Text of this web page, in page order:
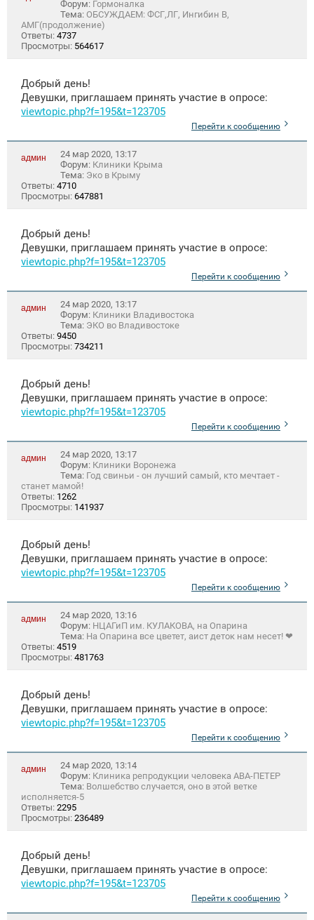
Форум: Гормоналка
Тема: ОБСУЖДАЕМ: ФСГ,ЛГ, Ингибин В,
АМГ(продолжение)
Ответы: 4737
Просмотры: 564617
Добрый день!
Девушки, приглашаем принять участие в опросе:
viewtopic.php?f=195&t=123705
Перейти к сообщению
админ
24 мар 2020, 13:17
Форум: Клиники Крыма
Тема: Эко в Крыму
Ответы: 4710
Просмотры: 647881
Добрый день!
Девушки, приглашаем принять участие в опросе:
viewtopic.php?f=195&t=123705
Перейти к сообщению
админ
24 мар 2020, 13:17
Форум: Клиники Владивостока
Тема: ЭКО во Владивостоке
Ответы: 9450
Просмотры: 734211
Добрый день!
Девушки, приглашаем принять участие в опросе:
viewtopic.php?f=195&t=123705
Перейти к сообщению
админ
24 мар 2020, 13:17
Форум: Клиники Воронежа
Тема: Год свиньи - он лучший самый, кто мечтает -
станет мамой!
Ответы: 1262
Просмотры: 141937
Добрый день!
Девушки, приглашаем принять участие в опросе:
viewtopic.php?f=195&t=123705
Перейти к сообщению
админ
24 мар 2020, 13:16
Форум: НЦАГиП им. КУЛАКОВА, на Опарина
Тема: На Опарина все цветет, аист деток нам несет! ❤
Ответы: 4519
Просмотры: 481763
Добрый день!
Девушки, приглашаем принять участие в опросе:
viewtopic.php?f=195&t=123705
Перейти к сообщению
админ
24 мар 2020, 13:14
Форум: Клиника репродукции человека АВА-ПЕТЕР
Тема: Волшебство случается, оно в этой ветке
исполняется-5
Ответы: 2295
Просмотры: 236489
Добрый день!
Девушки, приглашаем принять участие в опросе:
viewtopic.php?f=195&t=123705
Перейти к сообщению